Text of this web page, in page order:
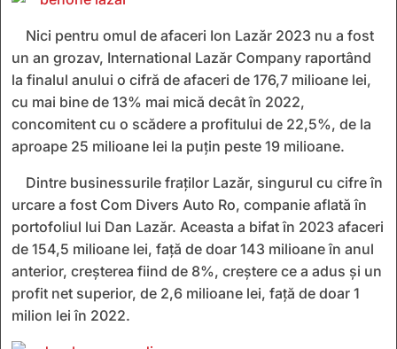
Nici pentru omul de afaceri Ion Lazăr 2023 nu a fost
un an grozav, International Lazăr Company raportând
la finalul anului o cifră de afaceri de 176,7 milioane lei,
cu mai bine de 13% mai mică decât în 2022,
concomitent cu o scădere a profitului de 22,5%, de la
aproape 25 milioane lei la puţin peste 19 milioane.
Dintre businessurile fraţilor Lazăr, singurul cu cifre în
urcare a fost Com Divers Auto Ro, companie aflată în
portofoliul lui Dan Lazăr. Aceasta a bifat în 2023 afaceri
de 154,5 milioane lei, faţă de doar 143 milioane în anul
anterior, creşterea fiind de 8%, creştere ce a adus şi un
profit net superior, de 2,6 milioane lei, faţă de doar 1
milion lei în 2022.